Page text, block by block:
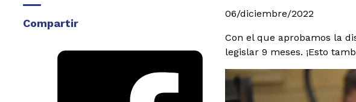
Compartir
06/diciembre/2022
Con el que aprobamos la
legislar 9 meses. ¡Esto